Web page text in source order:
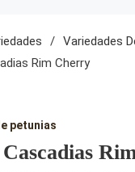
Variedades
Rim Cherry
petunias